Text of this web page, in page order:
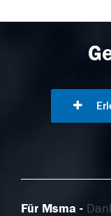
Für Msma